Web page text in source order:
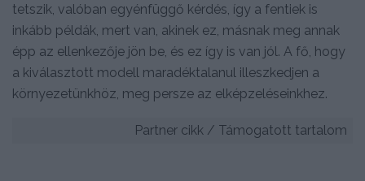
tetszik, valóban egyénfüggő kérdés, így a fentiek is
inkább példák, mert van, akinek ez, másnak meg annak
épp az ellenkezője jön be, és ez így is van jól. A fő, hogy
a kiválasztott modell maradéktalanul illeszkedjen a
környezetünkhöz, meg persze az elképzeléseinkhez.
Partner cikk / Támogatott tartalom